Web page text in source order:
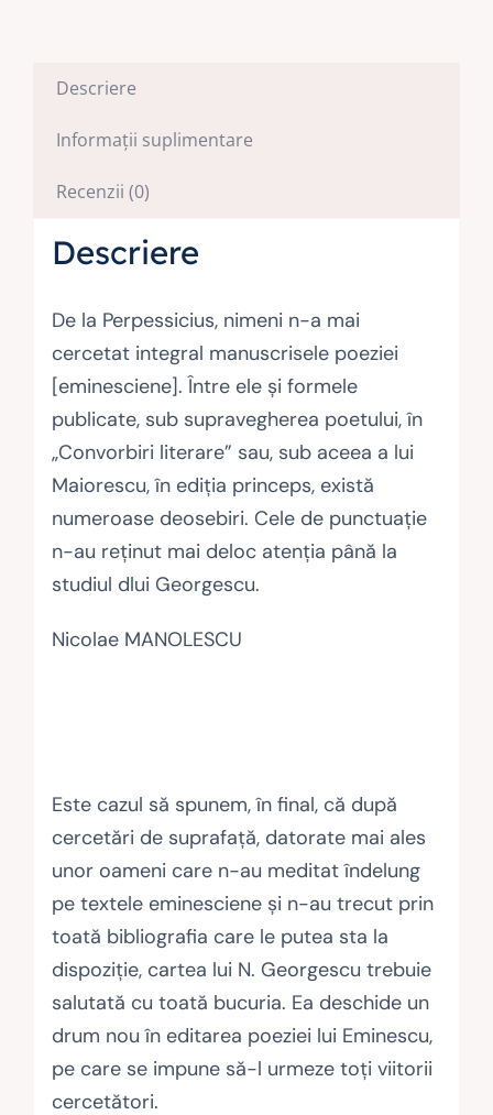
Descriere
Informații suplimentare
Recenzii (0)
Descriere
De la Perpessicius, nimeni n-a mai
cercetat integral manuscrisele poeziei
[eminesciene]. Între ele şi formele
publicate, sub supravegherea poetului, în
„Convorbiri literare” sau, sub aceea a lui
Maiorescu, în ediția princeps, există
numeroase deosebiri. Cele de punctuație
n-au reţinut mai deloc atenţia până la
studiul dlui Georgescu.
Nicolae MANOLESCU
Este cazul să spunem, în final, că după
cercetări de suprafață, datorate mai ales
unor oameni care n-au meditat îndelung
pe textele eminesciene și n-au trecut prin
toată bibliografia care le putea sta la
dispoziție, cartea lui N. Georgescu trebuie
salutată cu toată bucuria. Ea deschide un
drum nou în editarea poeziei lui Eminescu,
pe care se impune să-l urmeze toți viitorii
cercetători.